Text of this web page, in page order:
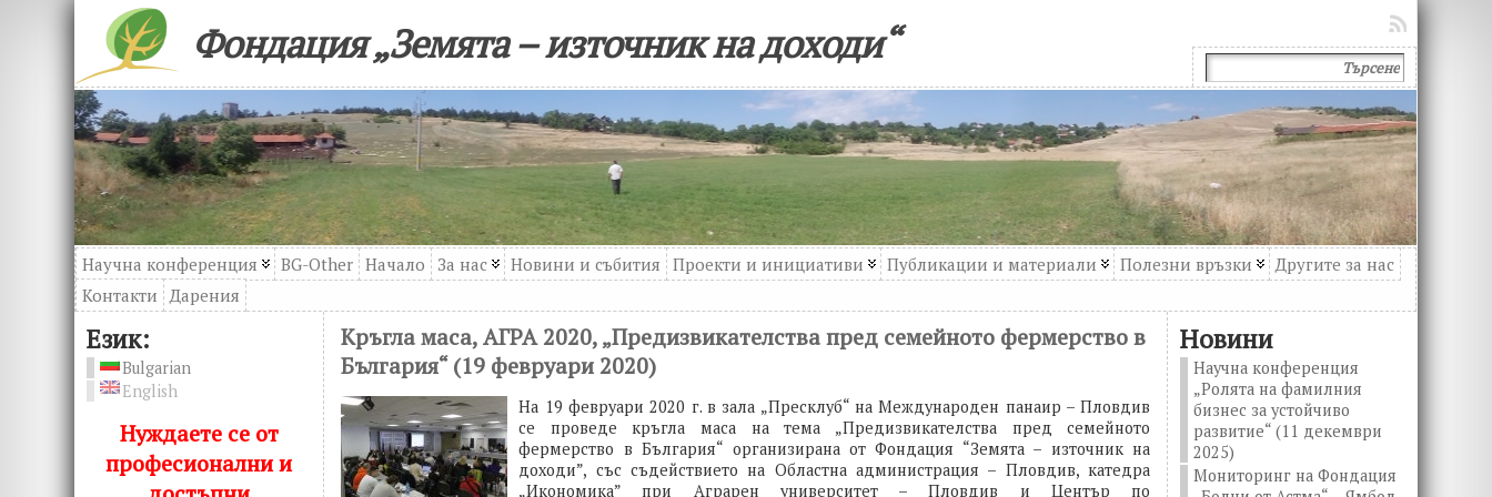
Фондация „Земята – източник на доходи“
Научна конференция BG-Other Начало За нас Новини и събития Проекти и инициативи Публикации и материали Полезни връзки
Другите за нас
Контакти
Дарения
Език:
Bulgarian
English
Нуждаете се от
професионални и
Кръгла маса, АГРА 2020, „Предизвикателства пред семейното фермерство в
България“ (19 февруари 2020)
На 19 февруари 2020 г. в зала „Пресклуб“ на Международен панаир – Пловдив
се проведе кръгла маса на тема „Предизвикателства пред семейното
фермерство в България“ организирана от Фондация “Земята – източник на
доходи”, със съдействието на Областна администрация – Пловдив, катедра
„Икономика” при Аграрен университет – Пловдив и Център по
Новини
Научна конференция
„Ролята на фамилния
бизнес за устойчиво
развитие“ (11 декември
2025)
Мониторинг на Фондация